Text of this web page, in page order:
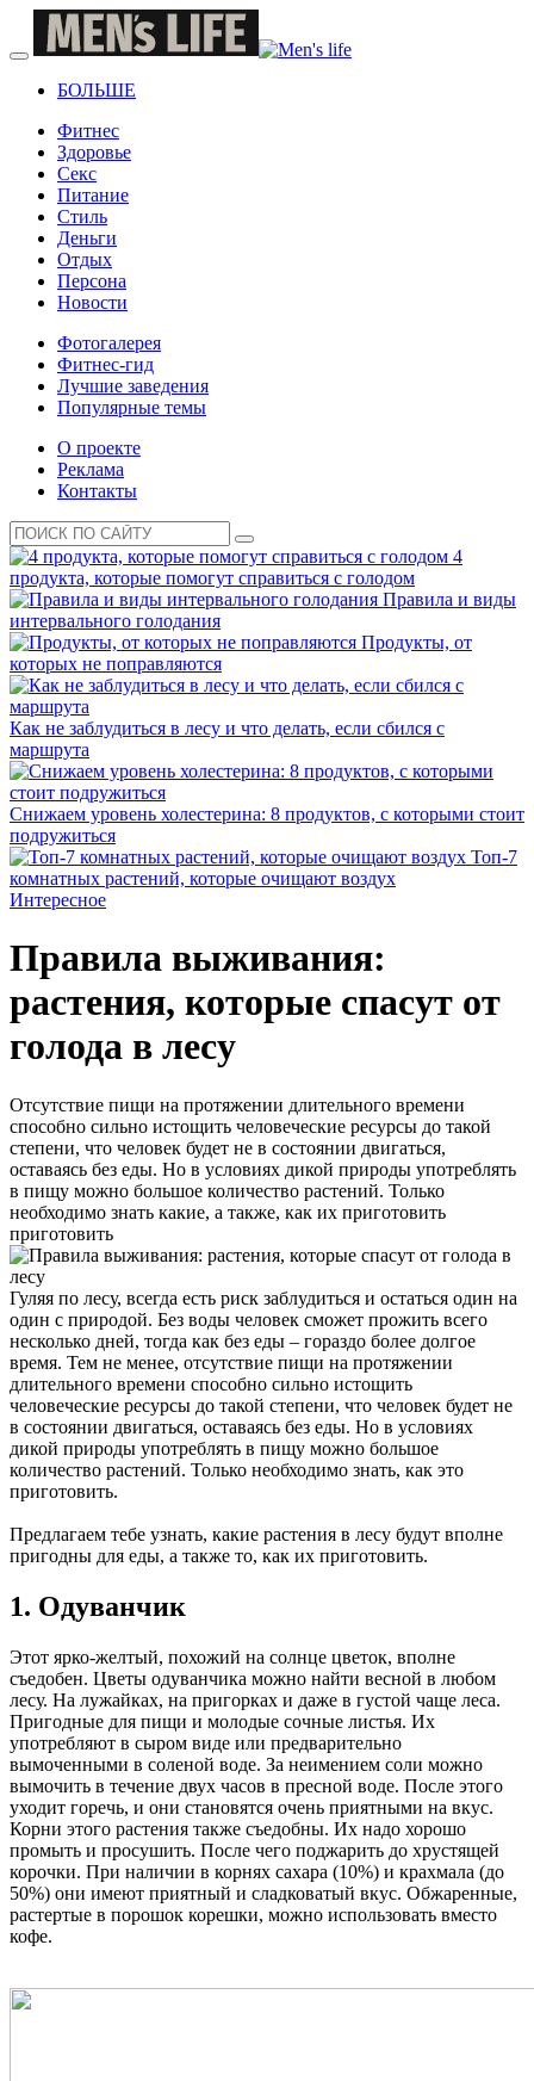
БОЛЬШЕ
Фитнес
Здоровье
Секс
Питание
Стиль
Деньги
Отдых
Персона
Новости
Фотогалерея
Фитнес-гид
Лучшие заведения
Популярные темы
О проекте
Реклама
Контакты
4
продукта, которые помогут справиться с голодом
Правила и виды
интервального голодания
Продукты, от
которых не поправляются
Как не заблудиться в лесу и что делать, если сбился с
маршрута
Снижаем уровень холестерина: 8 продуктов, с которыми стоит
подружиться
Топ-7
комнатных растений, которые очищают воздух
Интересное
Правила выживания:
растения, которые спасут от
голода в лесу
Отсутствие пищи на протяжении длительного времени
способно сильно истощить человеческие ресурсы до такой
степени, что человек будет не в состоянии двигаться,
оставаясь без еды. Но в условиях дикой природы употреблять
в пищу можно большое количество растений. Только
необходимо знать какие, а также, как их приготовить
приготовить
Гуляя по лесу, всегда есть риск заблудиться и остаться один на
один с природой. Без воды человек сможет прожить всего
несколько дней, тогда как без еды – гораздо более долгое
время. Тем не менее, отсутствие пищи на протяжении
длительного времени способно сильно истощить
человеческие ресурсы до такой степени, что человек будет не
в состоянии двигаться, оставаясь без еды. Но в условиях
дикой природы употреблять в пищу можно большое
количество растений. Только необходимо знать, как это
приготовить.
Предлагаем тебе узнать, какие растения в лесу будут вполне
пригодны для еды, а также то, как их приготовить.
1. Одуванчик
Этот ярко-желтый, похожий на солнце цветок, вполне
съедобен. Цветы одуванчика можно найти весной в любом
лесу. На лужайках, на пригорках и даже в густой чаще леса.
Пригодные для пищи и молодые сочные листья. Их
употребляют в сыром виде или предварительно
вымоченными в соленой воде. За неимением соли можно
вымочить в течение двух часов в пресной воде. После этого
уходит горечь, и они становятся очень приятными на вкус.
Корни этого растения также съедобны. Их надо хорошо
промыть и просушить. После чего поджарить до хрустящей
корочки. При наличии в корнях сахара (10%) и крахмала (до
50%) они имеют приятный и сладковатый вкус. Обжаренные,
растертые в порошок корешки, можно использовать вместо
кофе.